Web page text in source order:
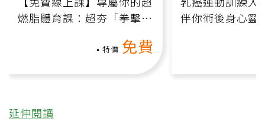
燃脂體育課：超夯「拳擊有
特價 免費
伴你術後身心靈
延伸閱讀